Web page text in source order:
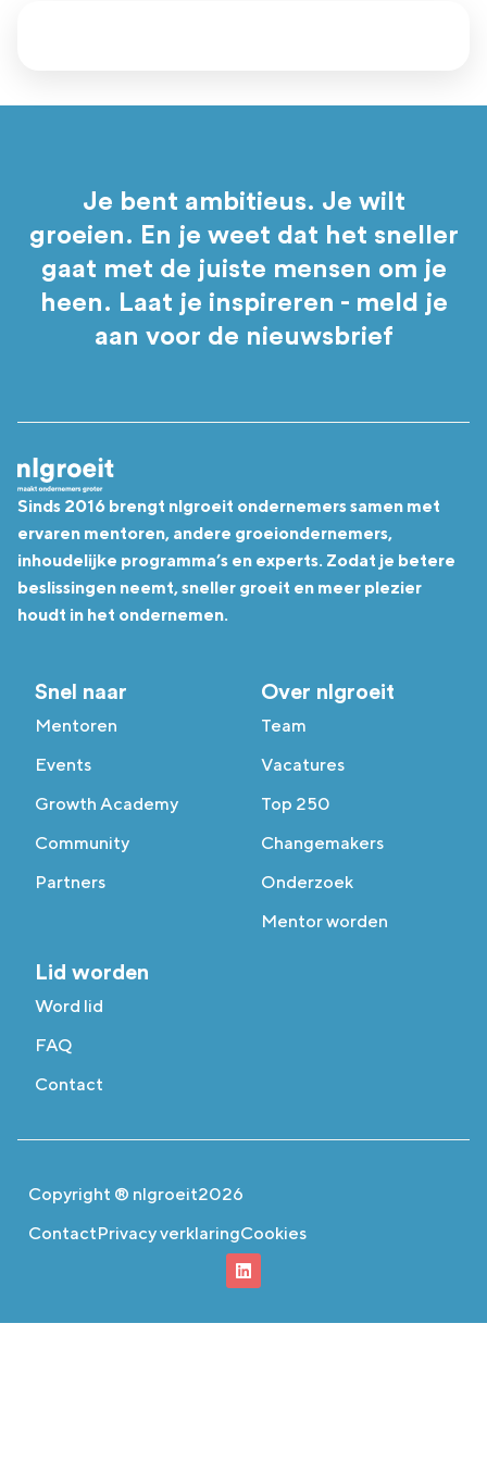
Je bent ambitieus. Je wilt
groeien. En je weet dat het sneller
gaat met de juiste mensen om je
heen. Laat je inspireren - meld je
aan voor de nieuwsbrief
Sinds 2016 brengt nlgroeit ondernemers samen met
ervaren mentoren, andere groeiondernemers,
inhoudelijke programma’s en experts. Zodat je betere
beslissingen neemt, sneller groeit en meer plezier
houdt in het ondernemen.
Snel naar
Mentoren
Events
Growth Academy
Community
Partners
Over nlgroeit
Team
Vacatures
Top 250
Changemakers
Onderzoek
Mentor worden
Lid worden
Word lid
FAQ
Contact
Copyright ® nlgroeit2026
ContactPrivacy verklaringCookies